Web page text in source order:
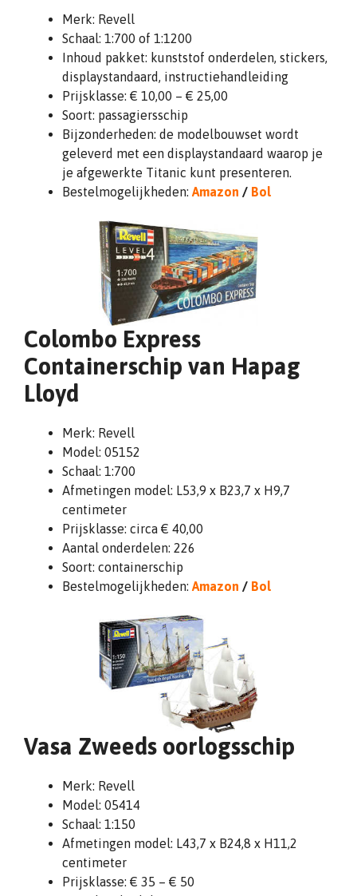
Merk: Revell
Schaal: 1:700 of 1:1200
Inhoud pakket: kunststof onderdelen, stickers,
displaystandaard, instructiehandleiding
Prijsklasse: € 10,00 – € 25,00
Soort: passagiersschip
Bijzonderheden: de modelbouwset wordt
geleverd met een displaystandaard waarop je
je afgewerkte Titanic kunt presenteren.
Bestelmogelijkheden: Amazon / Bol
Colombo Express
Containerschip van Hapag
Lloyd
Merk: Revell
Model: 05152
Schaal: 1:700
Afmetingen model: L53,9 x B23,7 x H9,7
centimeter
Prijsklasse: circa € 40,00
Aantal onderdelen: 226
Soort: containerschip
Bestelmogelijkheden: Amazon / Bol
Vasa Zweeds oorlogsschip
Merk: Revell
Model: 05414
Schaal: 1:150
Afmetingen model: L43,7 x B24,8 x H11,2
centimeter
Prijsklasse: € 35 – € 50